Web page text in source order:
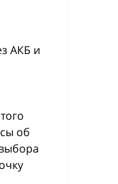
АКБ и
об